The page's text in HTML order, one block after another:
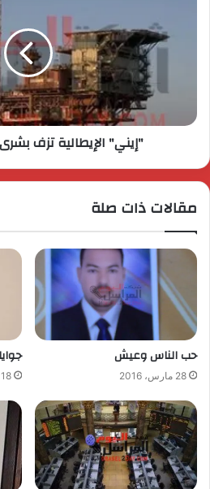
"إيني" الإيطالية تزف
مقالات ذات صلة
حب الناس وعيش
28 مارس، 2016
جوايا
18 سبتمبر، 2017